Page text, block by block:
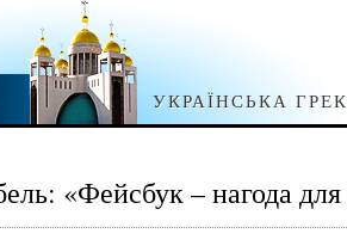
УКРАЇНСЬКА
«Фейсбук – нагода для